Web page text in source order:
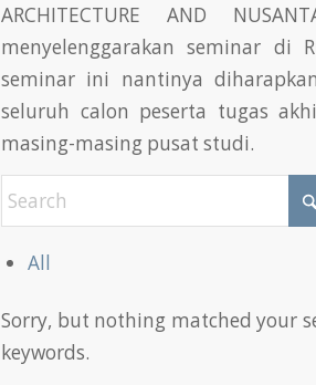
ARCHITECTURE AND
menyelenggarakan seminar di
seminar ini nantinya
seluruh calon peserta tugas
masing-masing pusat studi.
All
Sorry, but nothing matched your
keywords.